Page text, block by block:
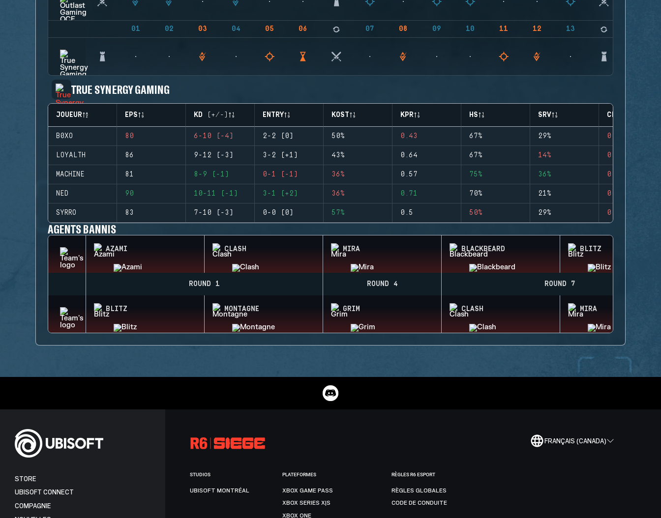
01 02 03 04 05 06 07 08 09 10 11 12 13
TRUE SYNERGY GAMING
JOUEUR EPS KD (+/-) ENTRY KOST KPR HS SRV CLUTCHES
B0XO 80 6-10 (-4) 2-2 (0) 50% 0.43 67% 29% 0
LOYALTH 86 9-12 (-3) 3-2 (+1) 43% 0.64 67% 14% 0
MACHINE 81 8-9 (-1) 0-1 (-1) 36% 0.57 75% 36% 0
NED 90 10-11 (-1) 3-1 (+2) 36% 0.71 70% 21% 0
SYRRO 83 7-10 (-3) 0-0 (0) 57% 0.5 50% 29% 0
AGENTS BANNIS
AZAMI CLASH MIRA BLACKBEARD BLITZ
ROUND 1 ROUND 4 ROUND 7
BLITZ MONTAGNE GRIM CLASH MIRA
FRANÇAIS (CANADA)
STORE
UBISOFT CONNECT
COMPAGNIE
STUDIOS
UBISOFT MONTRÉAL
PLATEFORMES
XBOX GAME PASS
XBOX SERIES X|S
XBOX ONE
RÈGLES R6 ESPORT
RÈGLES GLOBALES
CODE DE CONDUITE